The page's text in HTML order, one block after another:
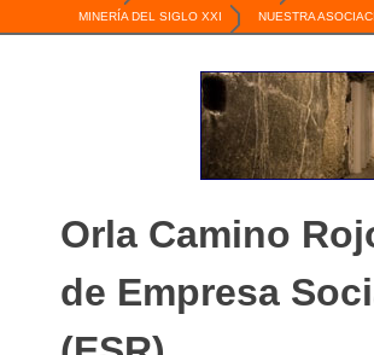
MINERÍA DEL SIGLO XXI NUESTRA
Orla Camino
de Empresa